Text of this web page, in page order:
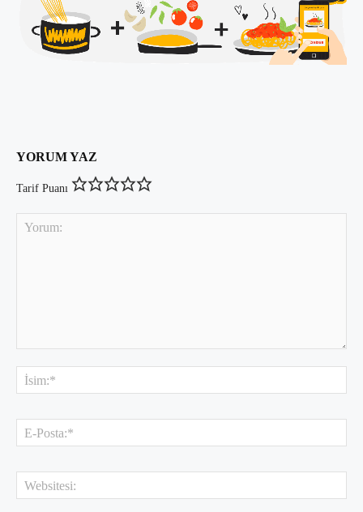
YORUM YAZ
Tarif Puanı